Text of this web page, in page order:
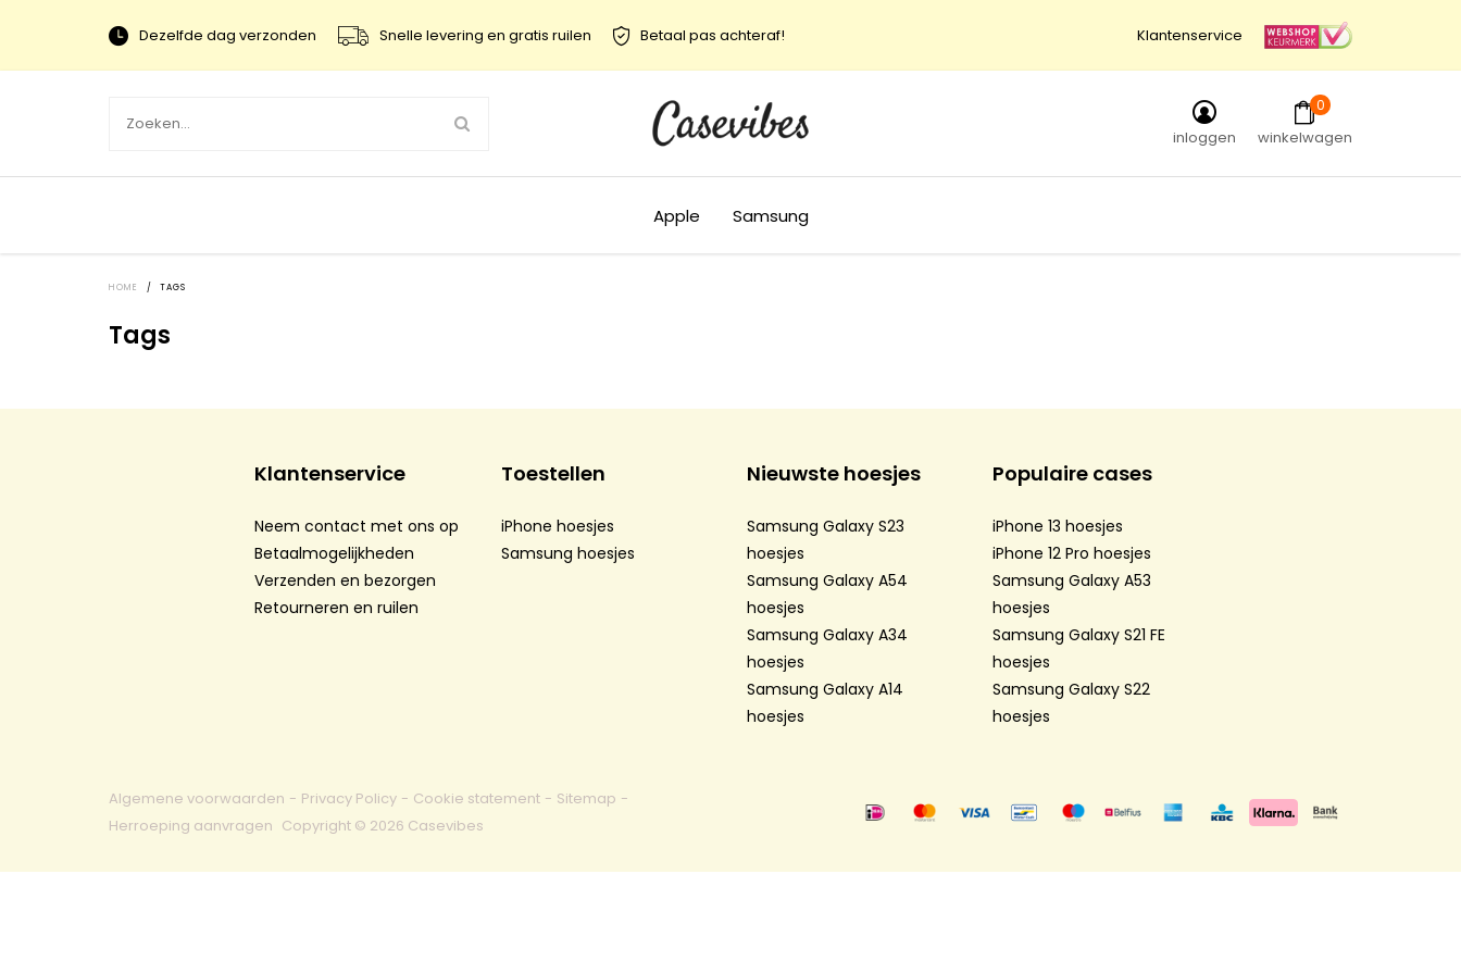
Dezelfde dag verzonden Snelle levering en gratis ruilen Betaal pas achteraf! Klantenservice
inloggen
0
winkelwagen
Apple Samsung
HOME / TAGS
Tags
Klantenservice
Neem contact met ons op
Betaalmogelijkheden
Verzenden en bezorgen
Retourneren en ruilen
Toestellen
iPhone hoesjes
Samsung hoesjes
Nieuwste hoesjes
Samsung Galaxy S23
hoesjes
Samsung Galaxy A54
hoesjes
Samsung Galaxy A34
hoesjes
Samsung Galaxy A14
hoesjes
Populaire cases
iPhone 13 hoesjes
iPhone 12 Pro hoesjes
Samsung Galaxy A53
hoesjes
Samsung Galaxy S21 FE
hoesjes
Samsung Galaxy S22
hoesjes
Algemene voorwaarden - Privacy Policy - Cookie statement - Sitemap -
Herroeping aanvragen Copyright © 2026 Casevibes